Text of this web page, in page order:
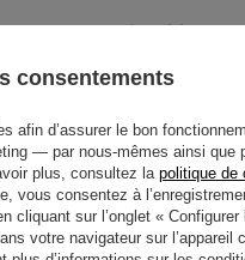
consentements
afin d’assurer le bon
— par nous-mêmes ainsi que
plus, consultez la politique de
vous consentez à
cliquant sur l’onglet «
votre navigateur sur l’appareil